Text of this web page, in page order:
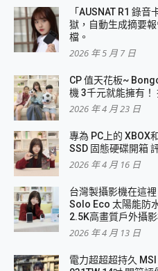
「AUSNAT R1 錄
獄，自動生成摘要
檔。
2026 年 5 月 7 日
CP 值天花板~
機 3千元就能擁有！
2026 年 4 月 23 日
專為 PC上的 XBOX
SSD 固態硬碟開箱
2026 年 4 月 16 日
台灣製攝影機在這
Solo Eco 太陽能防
2.5K高畫質戶外攝
2026 年 4 月 13 日
電力超超超持久